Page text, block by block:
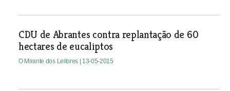
CDU de Abrantes contra replantação de 60
hectares de eucaliptos
O Mirante dos Leitores | 13-05-2015